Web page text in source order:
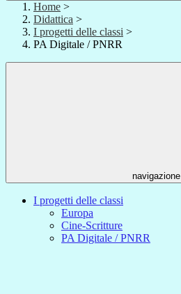
Home >
Didattica >
I progetti delle classi >
PA Digitale / PNRR
navigazione
I progetti delle classi
Europa
Cine-Scritture
PA Digitale / PNRR